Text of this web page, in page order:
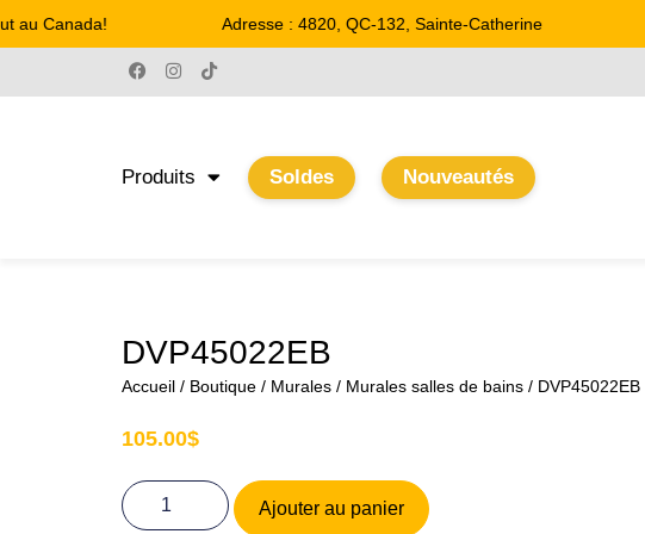
Canada! Adresse : 4820, QC-132, Sainte-Catherine
Produits Soldes Nouveautés
DVP45022EB
Accueil / Boutique / Murales / Murales salles de bains / DVP45022EB
105.00$
Ajouter au panier